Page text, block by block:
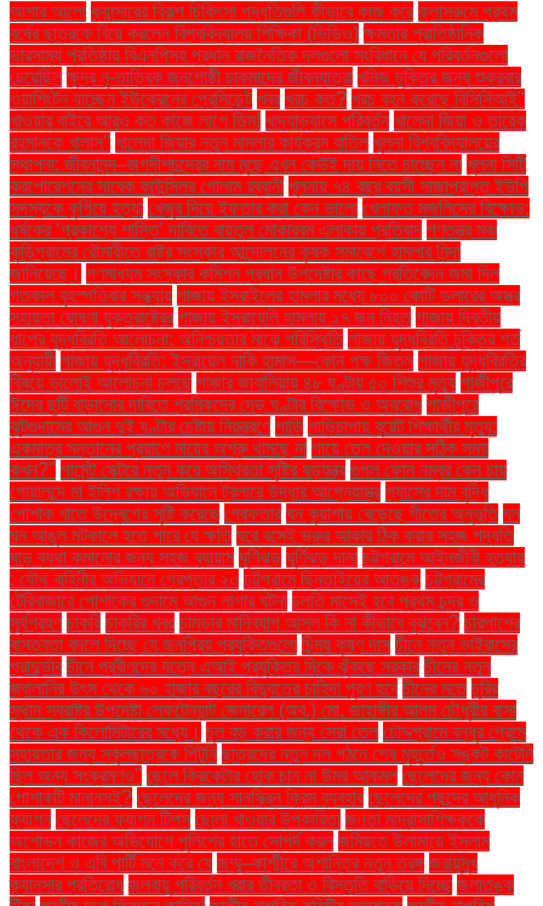
আশার আলো ক্যান্সারের বিকল্প চিকিৎসা পদ্ধতিগুলি কীভাবে কাজ করে ক্লাসরুমে প্রথম
বর্ষের ছাত্রকে বিয়ে করলেন বিশ্ববিদ্যালয় শিক্ষিকা (ভিডিও) ক্ষমতার প্রাতিষ্ঠানিক
ভারসাম্য প্রতিষ্ঠায় বিএনপিসহ প্রধান রাজনৈতিক দলগুলো সংবিধানে যে পরিবর্তনগুলো
চেয়েছিল ক্ষুদ্র নৃ-তাত্বিক জনগোষ্ঠী চাকমাদের জীবনযাত্রা খনিজ চুক্তির জন্য শুক্রবার
ওয়াশিংটন যাচ্ছেন ইউক্রেনের প্রেসিডেন্ট খবর খরচ কত? খরচ বহন করেছে বিসিসিআই"
খাওয়ার বাইরে আরও কত কাজে লাগে ডিম! খাদ্যাভ্যাসে পরিবর্তন খালেদা জিয়া ও তারেক
রহমানকে খালাস'' খালেদা জিয়ার নতুন মামলার কার্যক্রম বাতিল খুলনা বিশ্ববিদ্যালয়ের
স্থাপনা: জীবনানন্দ–জগদীশচন্দ্রের নাম মুছে এখন কেউই দায় নিতে চাচ্ছেন না খুলনা সিটি
করপোরেশনের সাবেক কাউন্সিলর গোলাম রব্বানী খুলনায় ৭৪ বছর বয়সী সাজাপ্রাপ্ত ইউপি
সদস্যকে কুপিয়ে হত্যা খেজুর দিয়ে ইফতার করা কেন ভালো খেলাফত মজলিসের বিক্ষোভ:
ধর্ষকের ‘প্রকাশ্যে শাস্তি’ দাবিতে বায়তুল মোকাররম এলাকায় প্রতিবাদ গণতন্ত্র মঞ্চ
কুড়িগ্রামের রৌমারীতে রাষ্ট্র সংস্কার আন্দোলনের কৃষক সমাবেশে হামলার নিন্দা
জানিয়েছে। গণমাধ্যম সংস্কার কমিশন প্রধান উপদেষ্টার কাছে প্রতিবেদন জমা দিল
গতকাল বৃহস্পতিবার সন্ধ্যায় গাজায় ইসরাইলের হামলার মধ্যে ৮০০ কোটি ডলারের অস্ত্র
সহায়তা ঘোষণা যুক্তরাষ্ট্রের গাজায় ইসরায়েলি হামলায় ১৭ জন নিহত গাজায় দ্বিতীয়
ধাপের যুদ্ধবিরতি আলোচনা: অনিশ্চয়তার মাঝে পরিস্থিতি গাজায় যুদ্ধবিরতি চুক্তির শর্ত
অনুযায়ী গাজায় যুদ্ধবিরতি: ইসরায়েল নাকি হামাস—কোন পক্ষ জিতল গাজায় যুদ্ধবিরতির
বিষয়ে ভালোই আলোচনা চলছে গাজার জাবালিয়ায় ৪৮ ঘণ্টায় ৫০ শিশুর মৃত্যু গাজীপুরে
ঈদের ছুটি বাড়ানোর দাবিতে শ্রমিকদের দেড় ঘণ্টার বিক্ষোভ ও অবরোধ গাজীপুরে
ঝুটগুদামের আগুন দুই ঘণ্টার চেষ্টায় নিয়ন্ত্রণে গাড়ি গাড়িচাপায় বুয়েট শিক্ষার্থীর মৃত্যু:
একমাত্র সন্তানের প্রয়াণে মায়ের অশ্রু থামছে না গায়ে তেল দেওয়ার সঠিক সময়
কখন?" গার্মেন্ট সেক্টরে নতুন করে অস্থিরতা সৃষ্টির ষড়যন্ত্র গুগল ফোন নম্বর কেন চায়
গোয়ালন্দে মা ইলিশ রক্ষায় অভিযানে ট্রলারে উদ্ধার আগ্নেয়াস্ত্র গ্যাসের দাম বৃদ্ধি
পোশাক খাতে উদ্বেগের সৃষ্টি করেছে গ্রেফতার ঘন কুয়াশায় বেড়েছে শীতের অনুভূতি ঘন
ঘন আঙুল মটকালে হতে পারে যে ক্ষতি ঘরে বসেই ভ্রুর আকার ঠিক করার সহজ পদ্ধতি
ঘাড় ব্যথা কমানোর জন্য সহজ ব্যায়াম ঘূর্ণিঝড় ঘূর্ণিঝড় দানা চট্টগ্রামে আইনজীবী হত্যায়
: যৌথ বাহিনীর অভিযানে গ্রেপ্তার ২০ চট্টগ্রামে ছিনতাইয়ের আতঙ্ক চট্টগ্রামের
টেরিবাজারে পোশাকের গুদামে আগুন লাগার ঘটনা চলতি মাসেই হবে প্রথম চন্দ্র ও
সূর্যগ্রহণ চাকরি চাকরির খবর চামড়ার মানিব্যাগ আসল কি না কীভাবে বুঝবেন? চারপাশের
বাস্তবতা বদলে দিচ্ছে যে জনপ্রিয় প্রযুক্তিগুলো চিন্ময় কৃষ্ণ দাস চীনে নতুন ভাইরাসের
প্রাদুর্ভাব চীনে প্রবীণদের যত্নে এআই প্রযুক্তির দিকে ঝুঁকছে সরকার চীনের নতুন
জ্বালানির উৎস থেকে ৬০ হাজার বছরের বিদ্যুতের চাহিদা পূরণ হবে চীনের মতে চুরির
স্থান স্বরাষ্ট্র উপদেষ্টা লেফটেন্যান্ট জেনারেল (অব.) মো. জাহাঙ্গীর আলম চৌধুরীর বাসা
থেকে এক কিলোমিটারের মধ্যে। চুল বড় করার জন্য সেরা তেল চৌদ্দগ্রামে বন্ধুর প্রেমে
সহায়তার জন্য স্কুলছাত্রকে পিটুনি ছাত্রদের নতুন দল গঠনে শেষ মুহূর্তেও সঙ্কট কাটেনি
ছিল অন্য সংক্রমণও" ছেলে ক্রিকেটার হোক চান না উমর আকমল ছেলেদের জন্য কোন
পোশাকটি মানানসই? ছেলেদের জন্য সানস্ক্রিন ক্রিম ব্যবহার ছেলেদের পছন্দের আধুনিক
ফ্যাশন ছেলেদের ফ্যাশন টিপস ছোলা খাওয়ার উপকারিতা জনতা মাদ্রাসাশিক্ষককে
অশোভন কাজের অভিযোগে পুলিশের হাতে সোপর্দ করল জমিয়তে উলামায়ে ইসলাম
বাংলাদেশ ও এবি পার্টি মনে করে যে জম্মু–কাশ্মীরে অশান্তির নতুন তরঙ্গ জরায়ুমুখ
ক্যানসার প্রতিরোধ জলবায়ু পরিবর্তন খরার তীব্রতা ও বিস্তৃতি বাড়িয়ে দিচ্ছে জলাতঙ্ক